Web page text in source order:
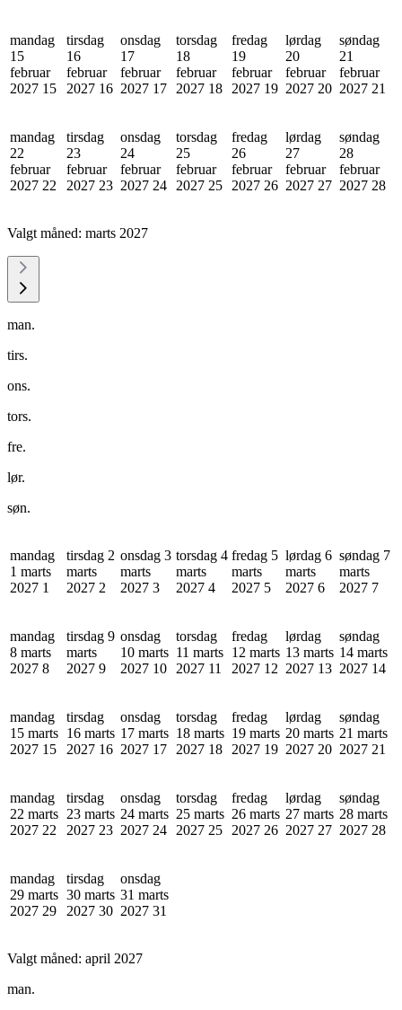
mandag
15
februar
2027 15
tirsdag
16
februar
2027 16
onsdag
17
februar
2027 17
torsdag
18
februar
2027 18
fredag
19
februar
2027 19
lørdag
20
februar
2027 20
søndag
21
februar
2027 21
mandag
22
februar
2027 22
tirsdag
23
februar
2027 23
onsdag
24
februar
2027 24
torsdag
25
februar
2027 25
fredag
26
februar
2027 26
lørdag
27
februar
2027 27
søndag
28
februar
2027 28
Valgt måned: marts 2027
man.
tirs.
ons.
tors.
fre.
lør.
søn.
mandag
1 marts
2027 1
tirsdag 2
marts
2027 2
onsdag 3
marts
2027 3
torsdag 4
marts
2027 4
fredag 5
marts
2027 5
lørdag 6
marts
2027 6
søndag 7
marts
2027 7
mandag
8 marts
2027 8
tirsdag 9
marts
2027 9
onsdag
10 marts
2027 10
torsdag
11 marts
2027 11
fredag
12 marts
2027 12
lørdag
13 marts
2027 13
søndag
14 marts
2027 14
mandag
15 marts
2027 15
tirsdag
16 marts
2027 16
onsdag
17 marts
2027 17
torsdag
18 marts
2027 18
fredag
19 marts
2027 19
lørdag
20 marts
2027 20
søndag
21 marts
2027 21
mandag
22 marts
2027 22
tirsdag
23 marts
2027 23
onsdag
24 marts
2027 24
torsdag
25 marts
2027 25
fredag
26 marts
2027 26
lørdag
27 marts
2027 27
søndag
28 marts
2027 28
mandag
29 marts
2027 29
tirsdag
30 marts
2027 30
onsdag
31 marts
2027 31
Valgt måned: april 2027
man.